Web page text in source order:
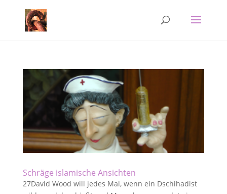
Schräge islamische Ansichten
27David Wood will jedes Mal, wenn ein Dschihadist